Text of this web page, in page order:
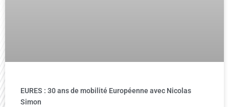
EURES : 30 ans de mobilité Européenne avec Nicolas
Simon